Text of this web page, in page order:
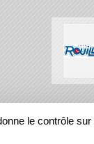
le contrôle